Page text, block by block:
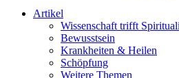
Artikel
Wissenschaft trifft
Bewusstsein
Krankheiten & Heilen
Schöpfung
Weitere Themen